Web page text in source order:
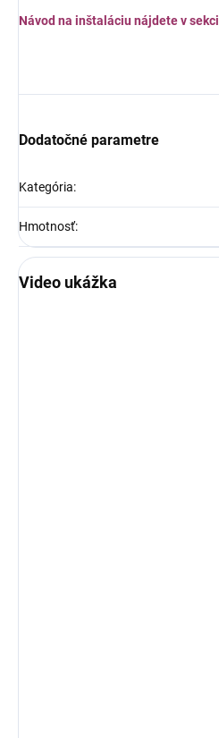
Návod na inštaláciu nájdete v
Dodatočné parametre
Kategória:
Hmotnosť:
Video ukážka